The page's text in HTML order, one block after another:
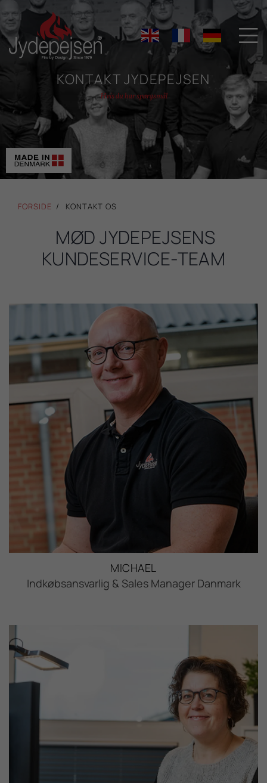

KONTAKT JYDEPEJSEN
Hvis du har spørgsmål
FORSIDE KONTAKT OS
MØD JYDEPEJSENS
KUNDESERVICE-TEAM
MICHAEL
Indkøbsansvarlig & Sales Manager Danmark